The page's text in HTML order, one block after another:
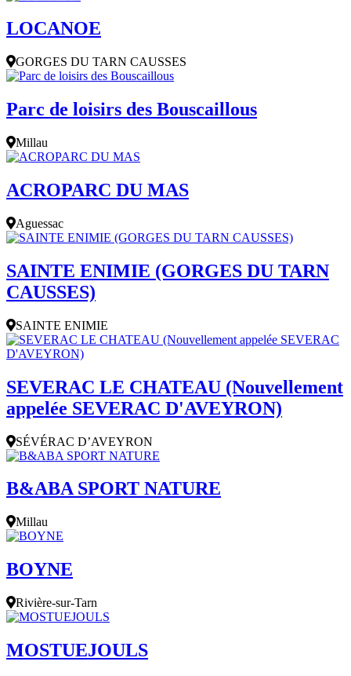
LOCANOE
GORGES DU TARN CAUSSES
Parc de loisirs des Bouscaillous
Millau
ACROPARC DU MAS
Aguessac
SAINTE ENIMIE (GORGES DU TARN
CAUSSES)
SAINTE ENIMIE
SEVERAC LE CHATEAU (Nouvellement
appelée SEVERAC D'AVEYRON)
SÉVÉRAC D’AVEYRON
B&ABA SPORT NATURE
Millau
BOYNE
Rivière-sur-Tarn
MOSTUEJOULS